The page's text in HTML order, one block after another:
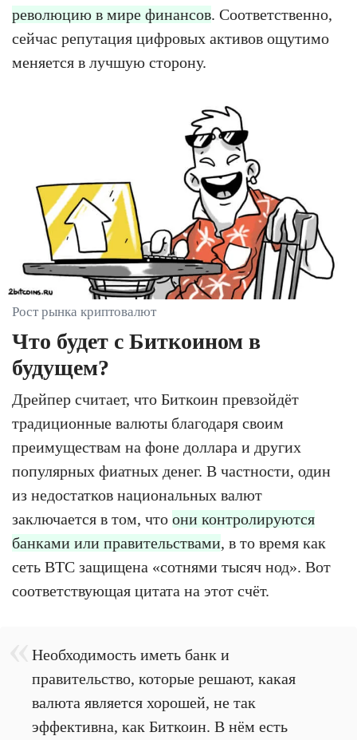
революцию в мире финансов. Соответственно,
сейчас репутация цифровых активов ощутимо
меняется в лучшую сторону.
Рост рынка криптовалют
Что будет с Биткоином в
будущем?
Дрейпер считает, что Биткоин превзойдёт
традиционные валюты благодаря своим
преимуществам на фоне доллара и других
популярных фиатных денег. В частности, один
из недостатков национальных валют
заключается в том, что они контролируются
банками или правительствами, в то время как
сеть BTC защищена «сотнями тысяч нод». Вот
соответствующая цитата на этот счёт.
Необходимость иметь банк и
правительство, которые решают, какая
валюта является хорошей, не так
эффективна, как Биткоин. В нём есть